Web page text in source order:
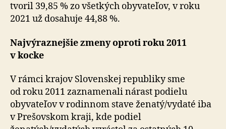
tvoril 39,85 % zo všetkých obyvateľov, v roku
2021 už dosahuje 44,88 %.
Najvýraznejšie zmeny oproti roku 2011
v kocke
V rámci krajov Slovenskej republiky sme
od roku 2011 zaznamenali nárast podielu
obyvateľov v rodinnom stave ženatý/vydaté iba
v Prešovskom kraji, kde podiel